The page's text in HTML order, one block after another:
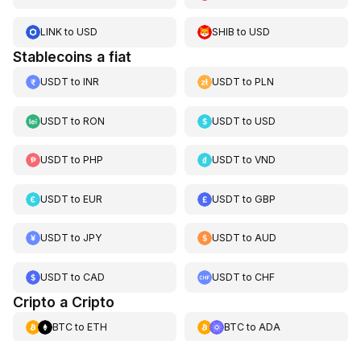
LINKto USD SHIB toUSD
Stablecoins a fiat
USDT to INR USDT toPLN
USDT to RON USDT toUSD
USDT to PHP USDT toVND
USDT to EUR USDT toGBP
USDT to JPY USDT toAUD
USDT to CAD USDT toCHF
Cripto a Cripto
BTCto ETH BTCto ADA